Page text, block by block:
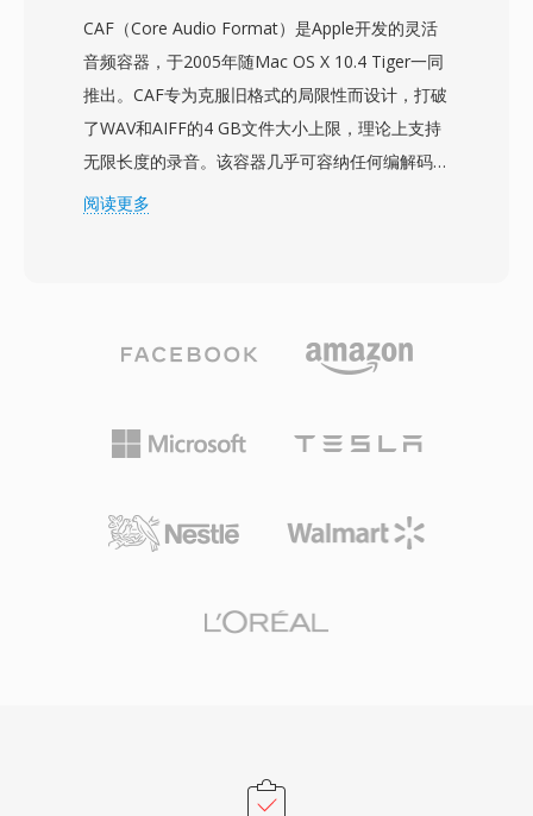
广泛普及:编码速度比 MP3 慢,硬件播放器支持稀
少,且专有授权模式阻碍了第三方开发。2009
年,FFmpeg 项目逆向工程了 TwinVQ 解码器,为
VLC 和其他开源播放器带来了播放支持。VQF 是
编解码器历史上一个值得关注的案例 — 技术上雄
心勃勃,却被 MP3 的生态优势和后来 AAC 的崛起
CAF（Core Audio Format）是Apple开发的灵活
音频容器，于2005年随Mac OS X 10.4 Tiger一同
推出。CAF专为克服旧格式的局限性而设计，打破
了WAV和AIFF的4 GB文件大小上限，理论上支持
无限长度的录音。该容器几乎可容纳任何编解码器
——AAC、ALAC、MP3、线性PCM、IMA
现场录音师可以进行数小时的连续录音而不受大小
容是高分辨率24位/192 kHz无损音频还是压缩语
音，同一容器均可胜任。Apple的Core Audio框架
和Final Cut Pro等专业应用中的低延迟播放。对于
阅读更多